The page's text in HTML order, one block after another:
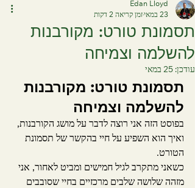
תסמונת טורט: מקורבנות
להשלמה וצמיחה
Edan Lloyd
23 במאי
זמן קריאה 2 דקות
עודכן: 25 במאי
תסמונת טורט: מקורבנות
להשלמה וצמיחה
בפוסט הזה אני רוצה לדבר על מושג הקורבנות,
ואיך הוא השפיע על חיי בהקשר של תסמונת
הטורט.
כשאני מתקרב לגיל חמישים ומביט לאחור, אני
מזהה שלושה שלבים מרכזיים בחיי שסובבים